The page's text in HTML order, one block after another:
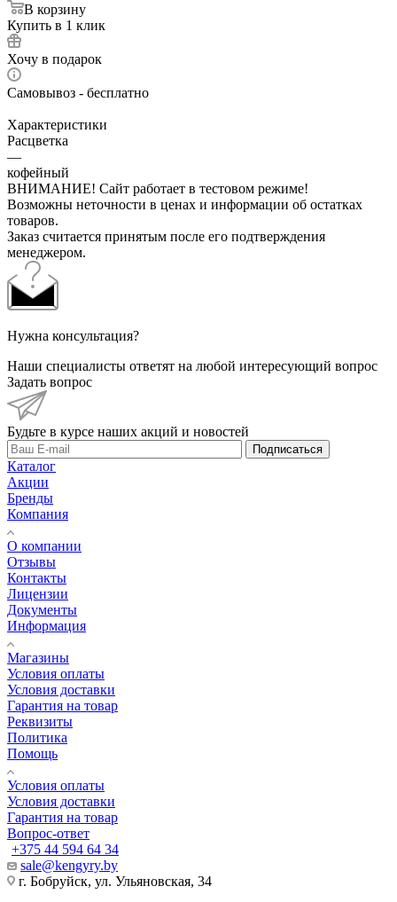
В корзину
Купить в 1 клик
Хочу в подарок
Самовывоз - бесплатно
Характеристики
Расцветка
—
кофейный
ВНИМАНИЕ! Сайт работает в тестовом режиме!
Возможны неточности в ценах и информации об остатках
товаров.
Заказ считается принятым после его подтверждения
менеджером.
Нужна консультация?
Наши специалисты ответят на любой интересующий вопрос
Задать вопрос
Будьте в курсе наших акций и новостей
Подписаться
Каталог
Акции
Бренды
Компания
О компании
Отзывы
Контакты
Лицензии
Документы
Информация
Магазины
Условия оплаты
Условия доставки
Гарантия на товар
Реквизиты
Политика
Помощь
Условия оплаты
Условия доставки
Гарантия на товар
Вопрос-ответ
+375 44 594 64 34
sale@kengyry.by
г. Бобруйск, ул. Ульяновская, 34